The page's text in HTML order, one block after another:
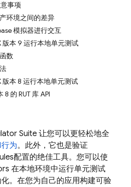
事项
环境之间的差异
模拟器进行交互
版本 9 运行本地单元测试
数
版本 8 运行本地单元测试
8 的 RUT 库 API
Suite 让您可以更轻松地全
为。此外，它也是验证
配置的绝佳工具。您可以使
在本地环境中运行单元测试
。在您为自己的应用构建可验